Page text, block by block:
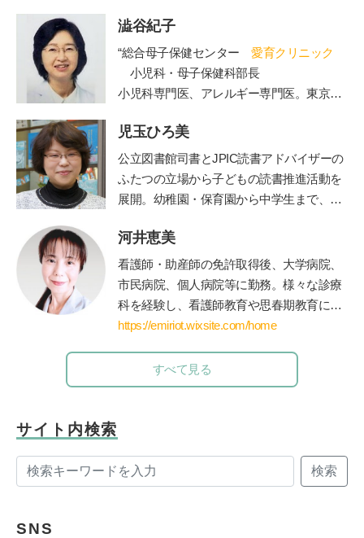
澁谷紀子
“総合母子保健センター 愛育クリニック
小児科・母子保健科部長
小児科専門医、アレルギー専門医。東京大
東日本関東病院小児科などを経て現職。４
人の女の子の母でもある。”
児玉ひろ美
公立図書館司書とJPIC読書アドバイザーの
ふたつの立場から子どもの読書推進活動を
展開。幼稚園・保育園から中学生まで、お
人への講座や講演を行う。近年は大学にて
児童文化財としての絵本の魅力を学生に伝
えている。 鎌倉女子大学短期大学部非常勤
講師など、幅広く活躍。著書に『0～5歳
子どもを育てる「読み聞かせ」実践ガイ
ぴったりの絵本』（共に小学館）がある。
河井恵美
看護師・助産師の免許取得後、大学病院、
市民病院、個人病院等に勤務。様々な診療
科を経験し、看護師教育や思春期教育にも
関わる。青年海外協力隊として海外に赴任
学・修了。親御さん方へのアドバイスを充
実させたいと思い、保育士・公認心理師の
を運営。
https://emiriot.wixsite.com/home
すべて見る
サイト内検索
検索
SNS